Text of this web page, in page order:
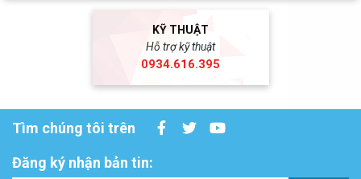
KỸ THUẬT
Hỗ trợ kỹ thuật
0934.616.395
Tìm chúng tôi trên
Đăng ký nhận bản tin: